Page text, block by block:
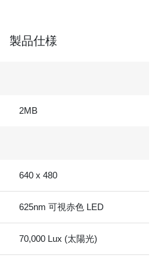
製品仕様
2MB
640 x 480
625nm 可視赤色 LED
70,000 Lux (太陽光)